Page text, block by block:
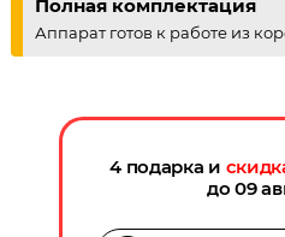
Полная комплектация
Аппарат готов к работе из
4 подарка и